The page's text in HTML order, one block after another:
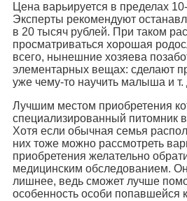
Цена варьируется в пределах
Эксперты рекомендуют
в 20 тысяч рублей. При таком
просматриваться хорошая
всего, нынешние хозяева
элементарных вещах: сделают
уже чему-то научить малыша и т.
Лучшим местом приобретения
специализированный питомник
Хотя если обычная семья
них тоже можно рассмотреть
приобретения желательно
медицинским обследованием.
лишнее, ведь сможет лучше
особенность особи попавшейся